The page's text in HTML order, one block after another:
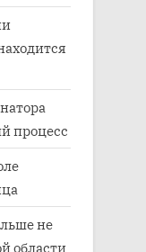
процесс
не
области